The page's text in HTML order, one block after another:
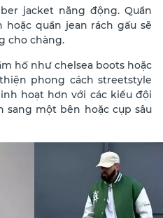
jacket năng động. Quần
quần jean rách gấu sẽ
cho chàng.
hố như chelsea boots hoặc
phong cách streetstyle
hoạt hơn với các kiểu đội
sang một bên hoặc cụp sâu